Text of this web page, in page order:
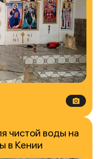
чистой воды на
в Кении